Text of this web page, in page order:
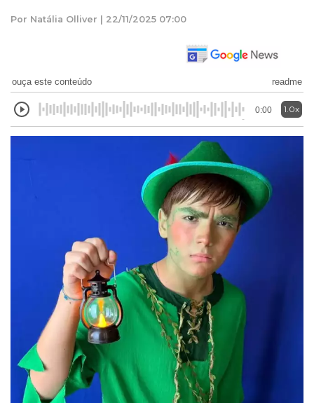
Por Natália Olliver | 22/11/2025 07:00
ouça este conteúdo readme
0:00 1.0x